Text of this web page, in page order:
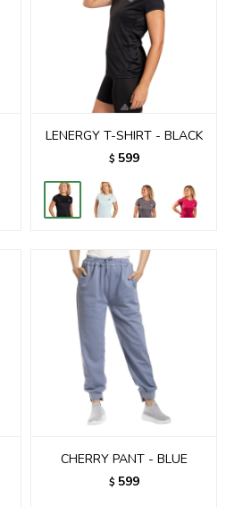
LENERGY T-SHIRT - BLACK
$ 599
CHERRY PANT - BLUE
$ 599